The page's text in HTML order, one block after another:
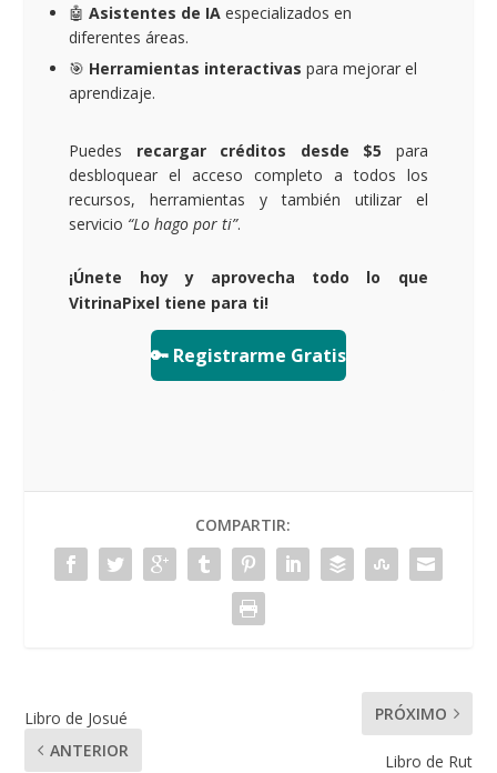
🤖Asistentes de IA especializados en
diferentes áreas.
🎯 Herramientas interactivas para mejorar el
aprendizaje.
Puedes recargar créditos desde $5 para
desbloquear el acceso completo a todos los
recursos, herramientas y también utilizar el
servicio “Lo hago por ti”.
¡Únete hoy y aprovecha todo lo que
VitrinaPixel tiene para ti!
🔑 Registrarme Gratis
COMPARTIR:
Libro de Josué
ANTERIOR
PRÓXIMO
Libro de Rut